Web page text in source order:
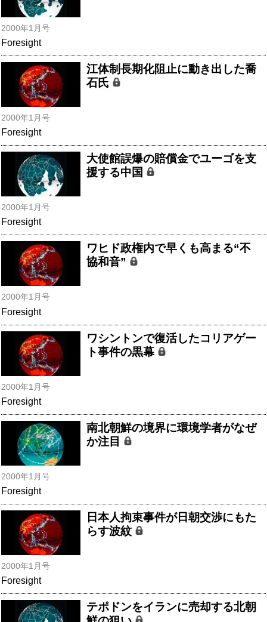
2000年1月号
Foresight
江体制長期化阻止に動き出した喬
石氏
2000年1月号
Foresight
大使館誤爆の賠償金でユーゴを支
援する中国
2000年1月号
Foresight
ワヒド政権内で早くも高まる“不
協和音”
2000年1月号
Foresight
ワシントンで復活したコリアゲー
ト事件の黒幕
2000年1月号
Foresight
南北朝鮮の境界に環境学者がなぜ
か注目
2000年1月号
Foresight
日本人拘束事件が日朝交渉にもた
らす波紋
2000年1月号
Foresight
テポドンをイランに売却する北朝